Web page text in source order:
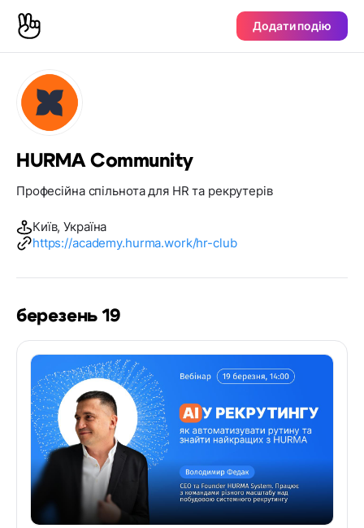
Додати подію
HURMA Community
Професійна спільнота для HR та рекрутерів
Київ, Україна
https://academy.hurma.work/hr-club
березень 19